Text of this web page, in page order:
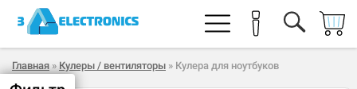
Главная » Кулеры / вентиляторы » Кулера для ноутбуков